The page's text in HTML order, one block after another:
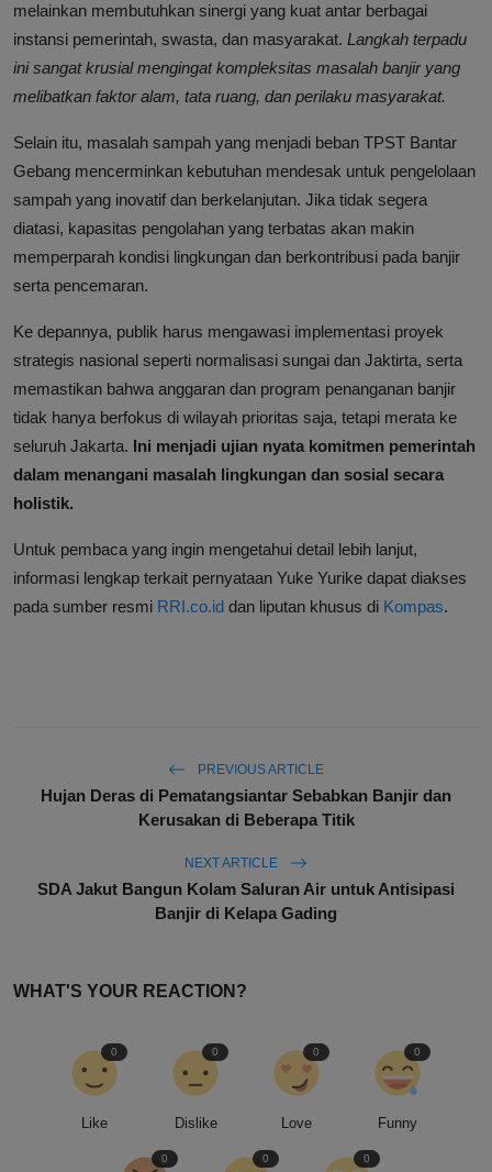
melainkan membutuhkan sinergi yang kuat antar berbagai
instansi pemerintah, swasta, dan masyarakat. Langkah terpadu
ini sangat krusial mengingat kompleksitas masalah banjir yang
melibatkan faktor alam, tata ruang, dan perilaku masyarakat.
Selain itu, masalah sampah yang menjadi beban TPST Bantar
Gebang mencerminkan kebutuhan mendesak untuk pengelolaan
sampah yang inovatif dan berkelanjutan. Jika tidak segera
diatasi, kapasitas pengolahan yang terbatas akan makin
memperparah kondisi lingkungan dan berkontribusi pada banjir
serta pencemaran.
Ke depannya, publik harus mengawasi implementasi proyek
strategis nasional seperti normalisasi sungai dan Jaktirta, serta
memastikan bahwa anggaran dan program penanganan banjir
tidak hanya berfokus di wilayah prioritas saja, tetapi merata ke
seluruh Jakarta. Ini menjadi ujian nyata komitmen pemerintah
dalam menangani masalah lingkungan dan sosial secara
holistik.
Untuk pembaca yang ingin mengetahui detail lebih lanjut,
informasi lengkap terkait pernyataan Yuke Yurike dapat diakses
pada sumber resmi RRI.co.id dan liputan khusus di Kompas.
PREVIOUS ARTICLE
Hujan Deras di Pematangsiantar Sebabkan Banjir dan
Kerusakan di Beberapa Titik
NEXT ARTICLE
SDA Jakut Bangun Kolam Saluran Air untuk Antisipasi
Banjir di Kelapa Gading
WHAT'S YOUR REACTION?
Like
0
Dislike
0
Love
0
Funny
0
0 0 0